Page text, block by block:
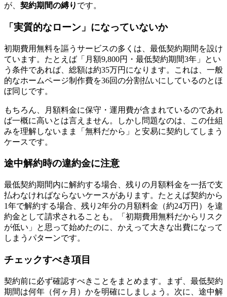
が、 契約期間の縛り です。
「実質的なローン」になっていないか
初期費用無料を謳うサービスの多くは、最低契約期間を設け
ています。たとえば「月額9,800円・最低契約期間3年」とい
う条件であれば、総額は約35万円になります。これは、一般
的なホームページ制作費を36回の分割払いにしているのとほ
ぼ同じです。
もちろん、月額料金に保守・運用費が含まれているのであれ
ば一概に高いとは言えません。しかし問題なのは、この仕組
みを理解しないまま「無料だから」と安易に契約してしまう
ケースです。
途中解約時の違約金に注意
最低契約期間内に解約する場合、残りの月額料金を一括で支
払わなければならないケースがあります。たとえば契約から
1年で解約する場合、残り2年分の月額料金（約24万円）を違
約金として請求されることも。「初期費用無料だからリスク
が低い」と思って始めたのに、かえって大きな出費になって
しまうパターンです。
チェックすべき項目
契約前に必ず確認すべきことをまとめます。まず、最低契約
期間は何年（何ヶ月）かを明確にしましょう。次に、途中解